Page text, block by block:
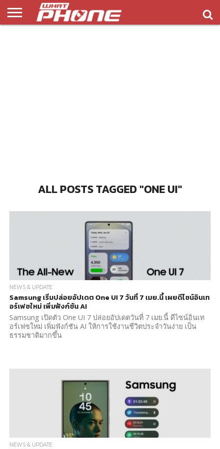
ALL POSTS TAGGED "ONE UI"
NEWS & UPDATE
Samsung เริ่มปล่อยอัปเดต One UI 7 วันที่ 7 เมย.นี้ เผยดีไซน์อินเท
อร์เฟซใหม่ เพิ่มฟังก์ชัน AI
Samsung เปิดตัว One UI 7 ปล่อยอัปเดตวันที่ 7 เมย.นี้ ดีไซน์อินเท
อร์เฟซใหม่ เพิ่มฟังก์ชัน AI ให้การใช้งานชีวิตประจำวันง่าย เป็น
ธรรมชาติมากขึ้น
NEWS & UPDATE